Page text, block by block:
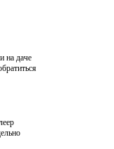
на даче